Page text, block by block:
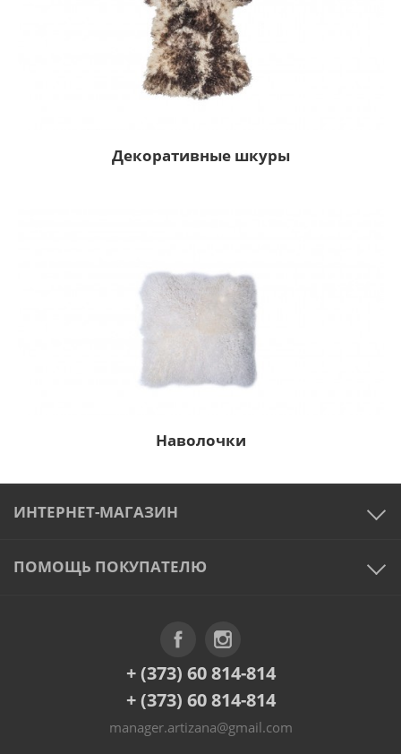
Декоративные шкуры
Наволочки
ИНТЕРНЕТ-МАГАЗИН
ПОМОЩЬ ПОКУПАТЕЛЮ
+ (373) 60 814-814
+ (373) 60 814-814
manager.artizana@gmail.com